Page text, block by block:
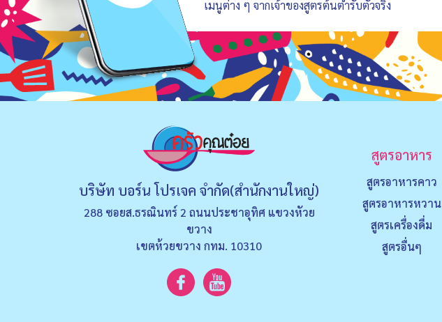
เมนูต่าง ๆ จากเจ้าของสูตรต้นตำรับตัวจริง
บริษัท บอร์น โปรเจค จำกัด(สำนักงานใหญ่)
288 ซอยส.ธรณินทร์ 2 ถนนประชาอุทิศ แขวงหัวย
ขวาง
เขตห้วยขวาง กทม. 10310
สูตรอาหาร
สูตรอาหารคาว
สูตรอาหารหวาน
สูตรเครื่องดื่ม
สูตรอื่นๆ